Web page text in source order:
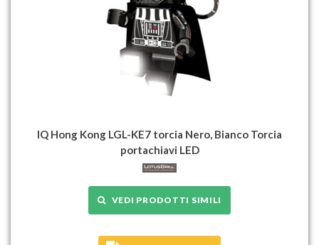
IQ Hong Kong LGL-KE7 torcia Nero, Bianco Torcia
portachiavi LED
VEDI PRODOTTI SIMILI